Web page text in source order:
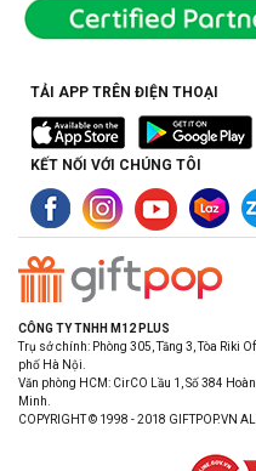
TẢI APP TRÊN ĐIỆN THOẠI
KẾT NỐI VỚI CHÚNG TÔI
CÔNG TY TNHH M12 PLUS
Trụ sở chính: Phòng 305, Tầng 3, Tòa Riki
phố Hà Nội.
Văn phòng HCM: CirCO Lầu 1, Số 384
Minh.
COPYRIGHT © 1998 - 2018 GIFTPOP.VN